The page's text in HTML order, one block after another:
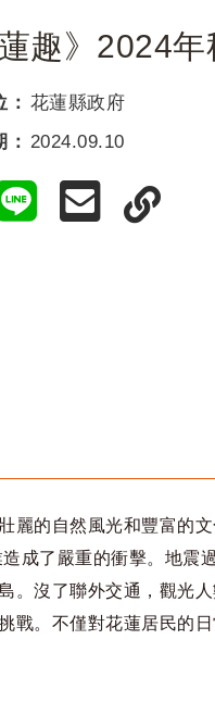
蓮趣》2024
花蓮縣政府
2024.09.10
的自然風光和豐富的文
成了嚴重的衝擊。地震
。沒了聯外交通，觀光
戰。不僅對花蓮居民的